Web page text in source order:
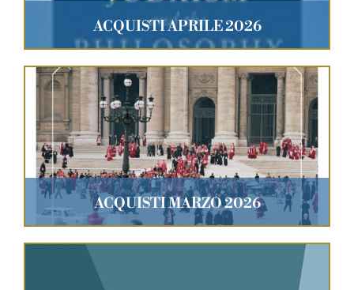
ACQUISTI APRILE 2026
ACQUISTI MARZO 2026